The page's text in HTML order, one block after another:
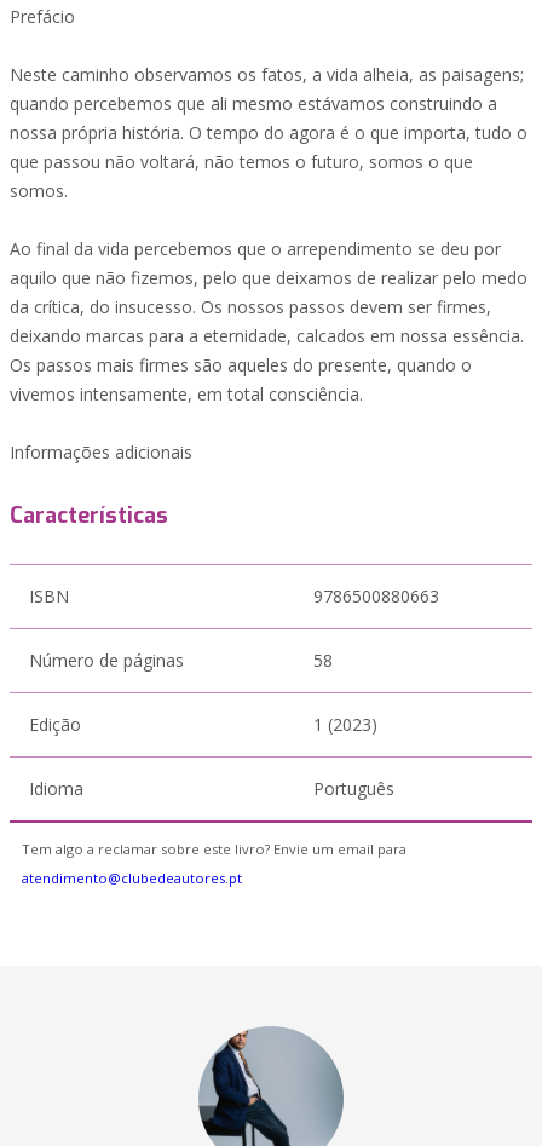
Prefácio
Neste caminho observamos os fatos, a vida alheia, as paisagens;
quando percebemos que ali mesmo estávamos construindo a
nossa própria história. O tempo do agora é o que importa, tudo o
que passou não voltará, não temos o futuro, somos o que
somos.
Ao final da vida percebemos que o arrependimento se deu por
aquilo que não fizemos, pelo que deixamos de realizar pelo medo
da crítica, do insucesso. Os nossos passos devem ser firmes,
deixando marcas para a eternidade, calcados em nossa essência.
Os passos mais firmes são aqueles do presente, quando o
vivemos intensamente, em total consciência.
Informações adicionais
Características
ISBN 9786500880663
Número de páginas 58
Edição 1 (2023)
Idioma Português
Tem algo a reclamar sobre este livro? Envie um email para
atendimento@clubedeautores.pt